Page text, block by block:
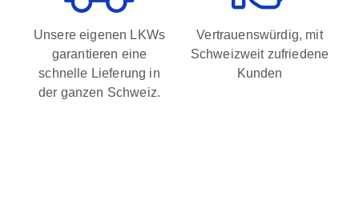
Unsere eigenen LKWs
garantieren eine
schnelle Lieferung in
der ganzen Schweiz.
Vertrauenswürdig, mit
Schweizweit zufriedene
Kunden